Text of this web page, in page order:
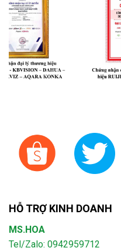
HỖ TRỢ KINH DOANH
MS.HOA
Tel/Zalo: 0942959712